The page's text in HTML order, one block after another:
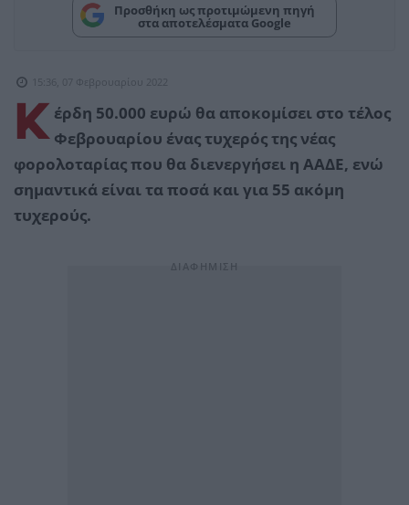
Προσθήκη ως προτιμώμενη πηγή
στα αποτελέσματα Google
15:36, 07 Φεβρουαρίου 2022
Κ έρδη 50.000 ευρώ θα αποκομίσει στο τέλος
Φεβρουαρίου ένας τυχερός της νέας
φορολοταρίας που θα διενεργήσει η ΑΑΔΕ, ενώ
σημαντικά είναι τα ποσά και για 55 ακόμη
τυχερούς.